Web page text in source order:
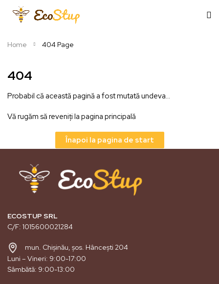
Home 404 Page
404
Probabil că această pagină a fost mutată undeva…
Vă rugăm să reveniți la pagina principală
Înapoi la pagina de start
ECOSTUP SRL
C/F: 1015600021284
mun. Chișinău, șos. Hâncești 204
Luni – Vineri: 9:00-17:00
Sâmbătă: 9:00-13:00